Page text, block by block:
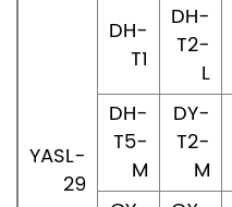
YASL-
29
DH-
T1
DH-
T2-
L
DH-
T5-
M
DY-
T2-
M